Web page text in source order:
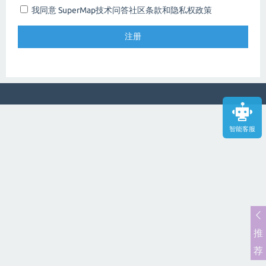
智能客服
我同意 SuperMap技术问答社区条款和隐私权政策